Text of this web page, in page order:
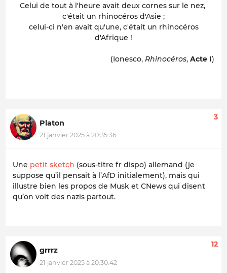
Celui de tout à l'heure avait deux cornes sur le nez,
c'était un rhinocéros d'Asie ;
celui-ci n'en avait qu'une, c'était un rhinocéros
d'Afrique !
(Ionesco, Rhinocéros, Acte I)
Platon
21 janvier 2025 à 20:35:36
3
Une petit sketch (sous-titre fr dispo) allemand (je
suppose qu’il pensait à l’AfD initialement), mais qui
illustre bien les propos de Musk et CNews qui disent
qu’on voit des nazis partout.
grrrz
21 janvier 2025 à 20:30:42
12